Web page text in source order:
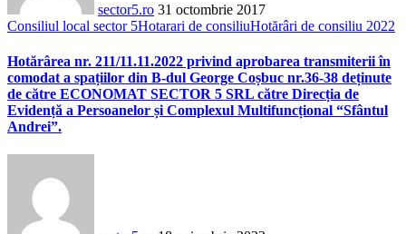
sector5.ro 31 octombrie 2017
Consiliul local sector 5Hotarari de consiliuHotărâri de consiliu 2022
Hotărârea nr. 211/11.11.2022 privind aprobarea transmiterii în
comodat a spațiilor din B-dul George Coșbuc nr.36-38 deținute
de către ECONOMAT SECTOR 5 SRL către Direcția de
Evidență a Persoanelor și Complexul Multifuncțional “Sfântul
Andrei”.